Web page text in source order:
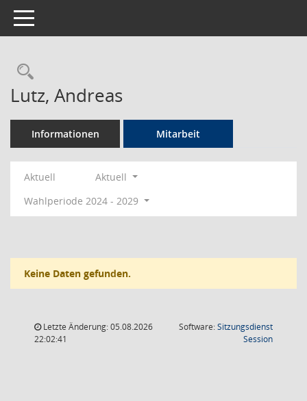
Toggle navigation
Rechercheauswahl
Lutz, Andreas
Informationen Mitarbeit
Aktuell
Aktuell
Wahlperiode 2024 - 2029
Keine Daten gefunden.
Letzte Änderung: 05.08.2026
22:02:41
Software:Sitzungsdienst
Session(Wird in